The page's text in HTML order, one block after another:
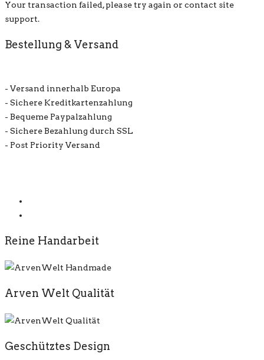
Your transaction failed, please try again or contact site
support.
Bestellung & Versand
- Versand innerhalb Europa
- Sichere Kreditkartenzahlung
- Bequeme Paypalzahlung
- Sichere Bezahlung durch SSL
- Post Priority Versand
Reine Handarbeit
Arven Welt Qualität
Geschütztes Design